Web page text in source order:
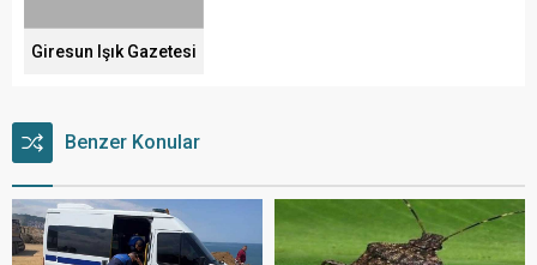
Giresun Işık Gazetesi
Benzer Konular